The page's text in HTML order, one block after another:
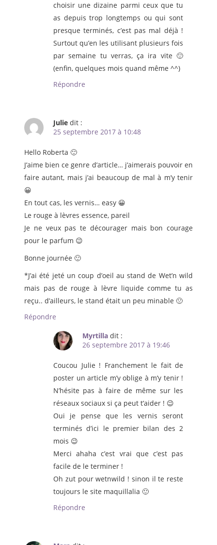
choisir une dizaine parmi ceux que tu
as depuis trop longtemps ou qui sont
presque terminés, c’est pas mal déjà !
Surtout qu’en les utilisant plusieurs fois
par semaine tu verras, ça ira vite 🙂
(enfin, quelques mois quand même ^^)
Répondre
Julie dit :
25 septembre 2017 à 10:48
Hello Roberta 🙂
J’aime bien ce genre d’article… j’aimerais pouvoir en
faire autant, mais j’ai beaucoup de mal à m’y tenir
😀
En tout cas, les vernis… easy 😀
Le rouge à lèvres essence, pareil
Je ne veux pas te décourager mais bon courage
pour le parfum 😉
Bonne journée 🙂
*J’ai été jeté un coup d’oeil au stand de Wet’n wild
mais pas de rouge à lèvre liquide comme tu as
reçu.. d’ailleurs, le stand était un peu minable 🙁
Répondre
Myrtilla dit :
26 septembre 2017 à 19:46
Coucou Julie ! Franchement le fait de
poster un article m’y oblige à m’y tenir !
N’hésite pas à faire de même sur les
réseaux sociaux si ça peut t’aider ! 😉
Oui je pense que les vernis seront
terminés d’ici le premier bilan des 2
mois 😉
Merci ahaha c’est vrai que c’est pas
facile de le terminer !
Oh zut pour wetnwild ! sinon il te reste
toujours le site maquillalia 🙂
Répondre